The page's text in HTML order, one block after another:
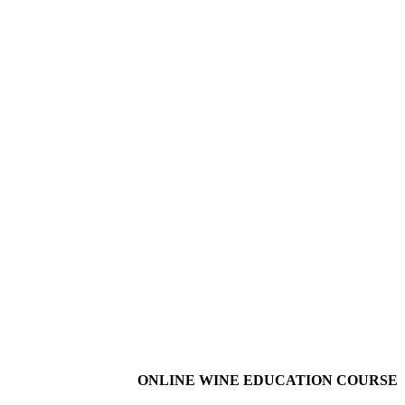
ONLINE WINE EDUCATION COURSE